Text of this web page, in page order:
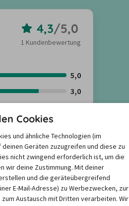
4,3/5,0
1 Kundenbewertung
5,0
3,0
?
Cookies
und ähnliche Technologien (im
Geräten zuzugreifen und diese zu
nicht zwingend erforderlich ist, um die
wir deine Zustimmung. Mit deiner
und die geräteübergreifend
E-Mail-Adresse) zu Werbezwecken, zur
Austausch mit Dritten verarbeiten. Wir